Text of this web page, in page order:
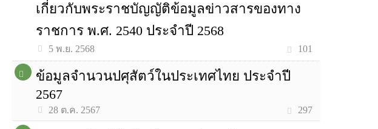
เกี่ยวกับพระราชบัญญัติข้อมูลข่าวสารของทาง
ราชการ พ.ศ. 2540 ประจำปี 2568
5 พ.ย. 2568 101
ข้อมูลจำนวนปศุสัตว์ในประเทศไทย ประจำปี
2567
28 ต.ค. 2567 297